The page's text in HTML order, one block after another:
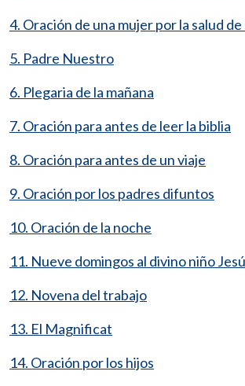
4. Oración de una mujer por la salud
5. Padre Nuestro
6. Plegaria de la mañana
7. Oración para antes de leer la biblia
8. Oración para antes de un viaje
9. Oración por los padres difuntos
10. Oración de la noche
11. Nueve domingos al divino niño
12. Novena del trabajo
13. El Magnificat
14. Oración por los hijos